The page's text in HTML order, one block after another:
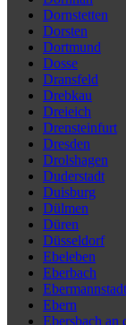
Dornstetten
Dorsten
Dortmund
Dosse
Dransfeld
Drebkau
Dreieich
Drensteinfurt
Dresden
Drolshagen
Duderstadt
Duisburg
Dülmen
Düren
Düsseldorf
Ebeleben
Eberbach
Ebermannstadt
Ebern
Ebersbach an